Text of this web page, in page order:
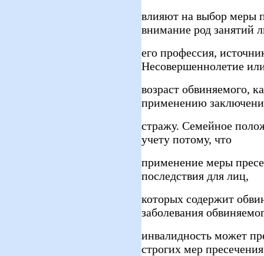
влияют на выбор меры
внимание род занятий
его профессия,
Несовершеннолетие
возраст обвиняемого,
применению
стражу. Семейное
учету потому, что
применение меры
последствия для лиц,
которых содержит
заболевания
инвалидность может
строгих мер